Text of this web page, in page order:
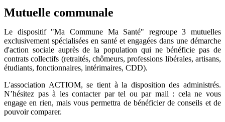
Mutuelle communale
Le dispositif "Ma Commune Ma Santé" regroupe 3 mutuelles
exclusivement spécialisées en santé et engagées dans une démarche
d'action sociale auprès de la population qui ne bénéficie pas de
contrats collectifs (retraités, chômeurs, professions libérales, artisans,
étudiants, fonctionnaires, intérimaires, CDD).
L'association ACTIOM, se tient à la disposition des administrés.
N’hésitez pas à les contacter par tel ou par mail : cela ne vous
engage en rien, mais vous permettra de bénéficier de conseils et de
pouvoir comparer.